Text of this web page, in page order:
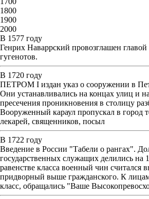
1800
1900
2000
В 1577 году
Генрих Наваррский провозглашен
гугенотов.
В 1720 году
ПЕТРОМ I издан указ о сооружении в
Они устанавливались на концах улиц и
пресечения проникновения в столицу
Вооруженный караул пропускал в город
лекарей, священников, посыл
В 1722 году
Введение в России "Табели о рангах".
государственных служащих делились на
равенстве класса военный чин считался
придворный выше гражданского. К
класс, обращались "Ваше